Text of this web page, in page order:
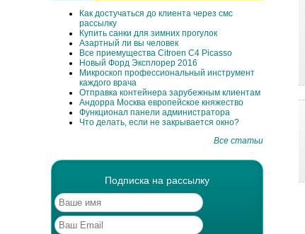
Как достучаться до клиента через смс
рассылку
Купить санки для зимних прогулок
Азартный ли вы человек
Все приемущества Сitroen C4 Picasso
Новый Форд Эксплорер 2016
Микроскоп профессиональный инструмент
каждого врача
Отправка контейнера зарубежным клиентам
Андорра Москва европейское княжество
Функционал панели администратора
Что делать, если не закрывается окно?
Все статьи
Подписка на рассылку